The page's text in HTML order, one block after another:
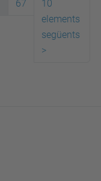
67
10
elements
següents
>